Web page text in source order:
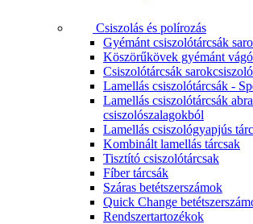
Csiszolás és polírozás
Gyémánt csiszolótárcsák
Köszörűkövek gyémánt
Csiszolótárcsák
Lamellás csiszolótárcsák -
Lamellás csiszolótárcsák
csiszolószalagokból
Lamellás csiszológyapjús
Kombinált lamellás tárcsak
Tisztító csiszolótárcsak
Fíber tárcsák
Száras betétszerszámok
Quick Change
Rendszertartozékok